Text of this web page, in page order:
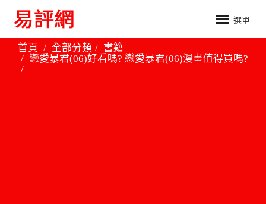
選單
首頁 全部分類
書籍
戀愛暴君(06)好看嗎? 戀愛暴君(06)漫畫值得買嗎?